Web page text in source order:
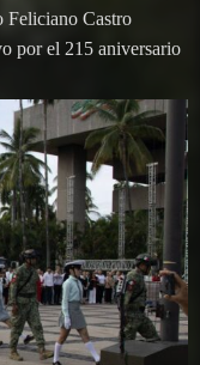
Feliciano Castro
por el 215 aniversario